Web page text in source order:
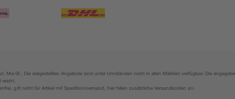
MwSt.. Die dargestellten Angebote sind unter Umständen nicht in allen Märkten verfügbar. Die
reicht.
gilt nicht für Artikel mit Speditionsversand, hier fallen zusätzliche Versandkosten an.